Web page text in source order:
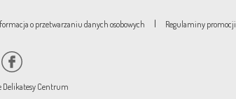
o przetwarzaniu danych osobowych | Regulaminy promocji
Delikatesy Centrum